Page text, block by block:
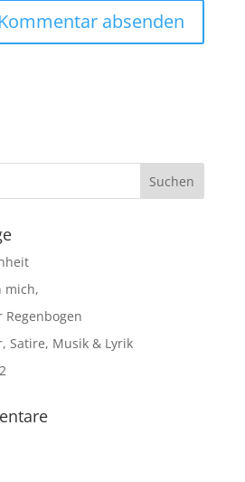
mich,
Satire, Musik & Lyrik